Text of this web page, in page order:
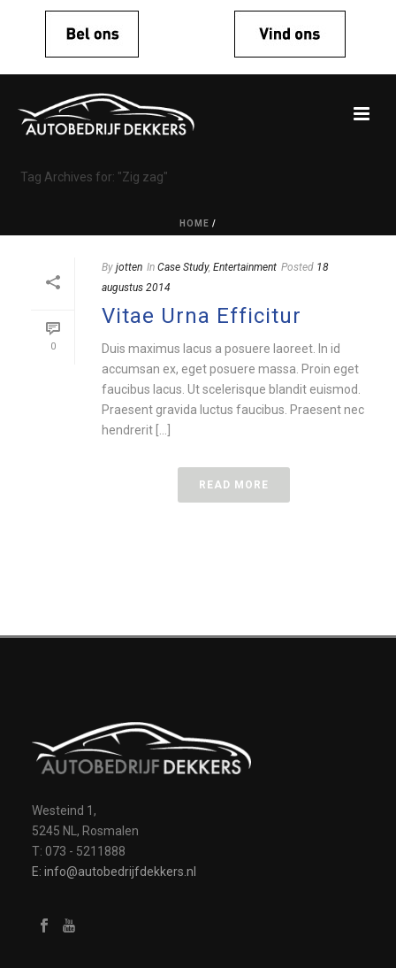
Tag Archives for: "Zig zag"
HOME /
0
By jotten In Case Study, Entertainment Posted 18
augustus 2014
Vitae Urna Efficitur
Duis maximus lacus a posuere laoreet. In id
accumsan ex, eget posuere massa. Proin eget
faucibus lacus. Ut scelerisque blandit euismod.
Praesent gravida luctus faucibus. Praesent nec
hendrerit [...]
READ MORE
Westeind 1,
5245 NL, Rosmalen
T: 073 - 5211888
E: info@autobedrijfdekkers.nl